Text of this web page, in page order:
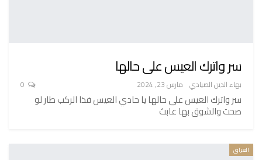
سر واترك العيس على حالها
بهاء الدين الصيادي مارس 23, 2024
سر واترك العيس على حالها يا حادي العيس فذا الركب طار لو
صحت والشوق بها عابث
العراق